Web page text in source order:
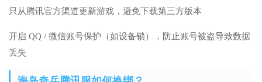
只从腾讯官方渠道更新游戏，避免下载第三方版本
开启 QQ / 微信账号保护（如设备锁），防止账号被盗导致数据
丢失